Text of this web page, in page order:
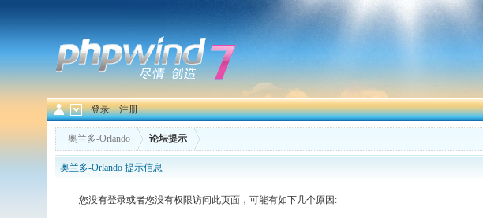
登录 注册
奥兰多-Orlando 论坛提示
奥兰多-Orlando 提示信息
您没有登录或者您没有权限访问此页面，可能有如下几个原因: